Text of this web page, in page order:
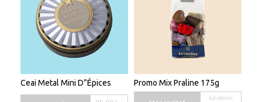
Ceai Metal Mini D”Épices Promo Mix Praline 175g
52.00lei